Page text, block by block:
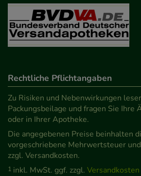
Besuchers oder unsere Seite an
Verhaltensweisen (z.B.
anzupassen. Komfort-Cookies
auch auf Ihre Bedürfnisse
betreiben.
Statistik & Tracking:Hierüber
Informationen über die Art und
unserer Website sammeln, mit
unsere Website weiter für Sie
den Inhalt auf unserer Website aber
Werbung auf Drittseiten möglichst
Rechtliche Pflichtangaben
Zu Risiken und Nebenwirkungen
Packungsbeilage und fragen Sie Ihre
oder in Ihrer Apotheke.
Die angegebenen Preise beinhalten
vorgeschriebene Mehrwertsteuer
zzgl. Versandkosten.
1 inkl. MwSt. ggf. zzgl. Versandkosten